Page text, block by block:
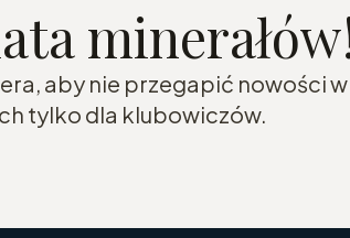
aby nie przegapić nowości
tylko dla klubowiczów.